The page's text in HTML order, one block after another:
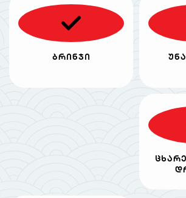
ბრინჯი